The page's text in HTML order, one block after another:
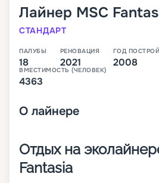
Лайнер MSC
СТАНДАРТ
ПАЛУБЫ
18
РЕНОВАЦИЯ
2021
ГОД
2008
ВМЕСТИМОСТЬ (ЧЕЛОВЕК)
4363
О лайнере
Отдых на
Fantasia